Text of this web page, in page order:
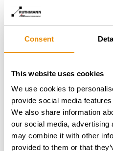
Consent
This website uses cookies
We use cookies to
provide social media
We also share information
our social media, advertising
may combine it with other
provided to them or that
RUTHMANN TBR
Gesamt­gewicht:
Arbeitshöhe:
Reichweite: